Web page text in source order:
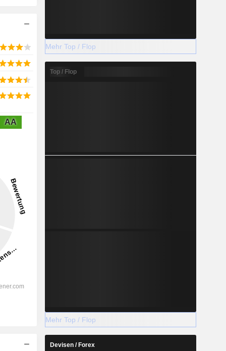
AA
Mehr Top / Flop
Top / Flop
Mehr Top / Flop
Devisen / Forex